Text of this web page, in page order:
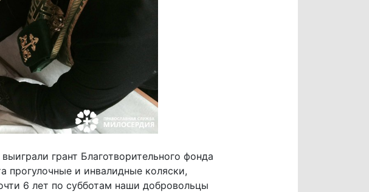
грант Благотворительного фонда
прогулочные и инвалидные коляски,
6 лет по субботам наши добровольцы